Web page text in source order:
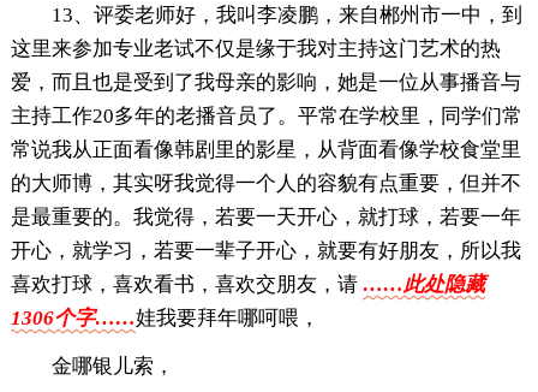
13、评委老师好，我叫李凌鹏，来自郴州市一中，到
这里来参加专业老试不仅是缘于我对主持这门艺术的热
爱，而且也是受到了我母亲的影响，她是一位从事播音与
主持工作20多年的老播音员了。平常在学校里，同学们常
常说我从正面看像韩剧里的影星，从背面看像学校食堂里
的大师博，其实呀我觉得一个人的容貌有点重要，但并不
是最重要的。我觉得，若要一天开心，就打球，若要一年
开心，就学习，若要一辈子开心，就要有好朋友，所以我
喜欢打球，喜欢看书，喜欢交朋友，请 ……此处隐藏
1306个字……娃我要拜年哪呵喂，
金哪银儿索，